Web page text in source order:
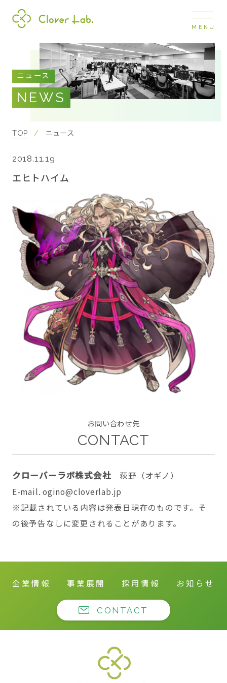
COMPANY
企業情報
ナビ
事業展開
RECRUIT
採用情報
NEWS
お知らせ
CONTACT
twitter facebook instagram
MENU
ニュース
NEWS
TOP ニュース
エヒトハイム
2018.11.19
お問い合わせ先
CONTACT
クローバーラボ株式会社 荻野（オギノ）
E-mail. ogino@cloverlab.jp
※記載されている内容は発表日現在のものです。そ
の後予告なしに変更されることがあります。
企業情報 事業展開 採用情報 お知らせ
CONTACT